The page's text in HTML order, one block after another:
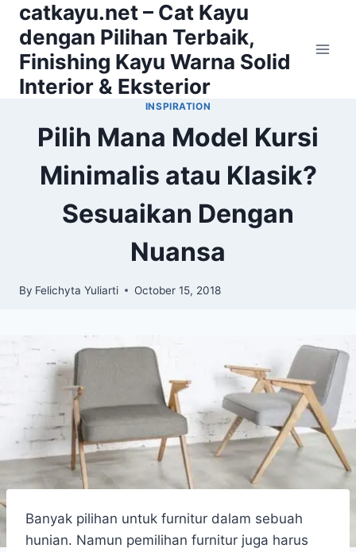
Skip
content
catkayu.net – Cat Kayu
dengan Pilihan Terbaik,
Finishing Kayu Warna Solid
Interior & Eksterior
INSPIRATION
Pilih Mana Model Kursi
Minimalis atau Klasik?
Sesuaikan Dengan
Nuansa
By Felichyta Yuliarti October 15, 2018
Banyak pilihan untuk furnitur dalam sebuah
hunian. Namun pemilihan furnitur juga harus